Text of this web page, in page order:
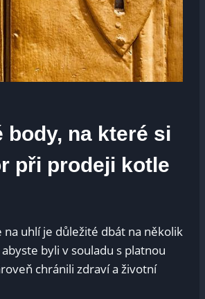
body, na které si
při prodeji kotle
⁤uhlí je‍ důležité⁤ dbát ⁢na několik‌
‌byli v souladu s‌ platnou
chránili ‌zdraví a životní